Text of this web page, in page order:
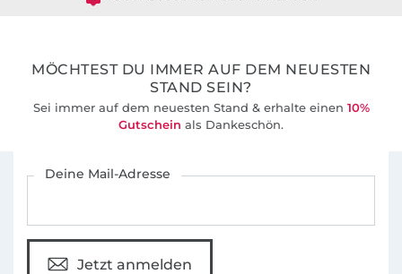
MÖCHTEST DU IMMER AUF DEM NEUESTEN
STAND SEIN?
Sei immer auf dem neuesten Stand & erhalte einen 10%
Gutschein als Dankeschön.
Deine Mail-Adresse
Jetzt anmelden